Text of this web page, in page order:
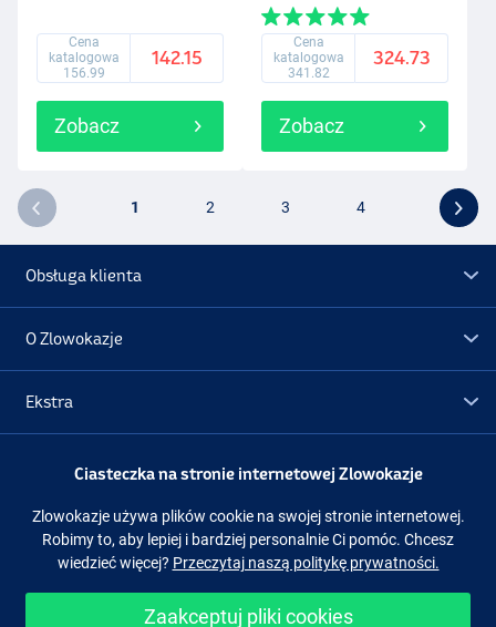
Cena
katalogowa
156.99
142.15
Zobacz
Cena
katalogowa
341.82
324.73
Zobacz
1 2 3 4
Obsługa klienta
O Zlowokazje
Ekstra
Promocje
Obserwuj nas Facebook Instagram
Ciasteczka na stronie internetowej Zlowokazje
Zlowokazje używa plików cookie na swojej stronie internetowej.
Robimy to, aby lepiej i bardziej personalnie Ci pomóc. Chcesz
wiedzieć więcej? Przeczytaj naszą politykę prywatności.
Zaakceptuj pliki cookies